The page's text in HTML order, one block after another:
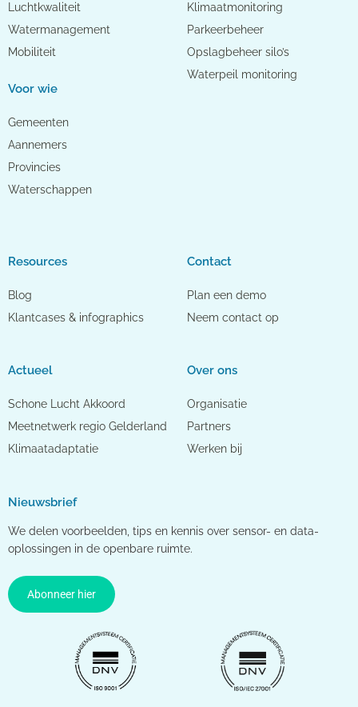
Luchtkwaliteit
Watermanagement
Mobiliteit
Voor wie
Gemeenten
Aannemers
Provincies
Waterschappen
Klimaatmonitoring
Parkeerbeheer
Opslagbeheer silo’s
Waterpeil monitoring
Resources
Blog
Klantcases & infographics
Actueel
Schone Lucht Akkoord
Meetnetwerk regio Gelderland
Klimaatadaptatie
Contact
Plan een demo
Neem contact op
Over ons
Organisatie
Partners
Werken bij
Nieuwsbrief
We delen voorbeelden, tips en kennis over sensor- en data-
oplossingen in de openbare ruimte.
Abonneer hier